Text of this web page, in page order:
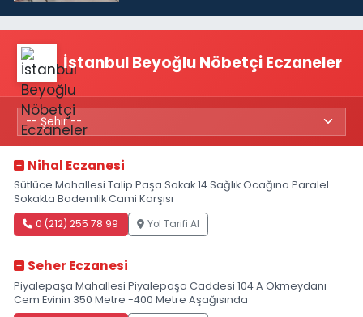
İstanbul Beyoğlu Nöbetçi Eczaneler
Nihal Eczanesi
Sütlüce Mahallesi Talip Paşa Sokak 14 Sağlık Ocağına Paralel
Sokakta Bademlik Cami Karşısı
0 (212) 255 78 99 Yol Tarifi Al
Seher Eczanesi
Piyalepaşa Mahallesi Piyalepaşa Caddesi 104 A Okmeydanı
Cem Evinin 350 Metre -400 Metre Aşağısında